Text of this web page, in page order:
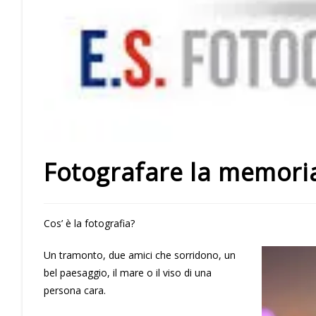
Fotografare la
Cos’ è la fotografia?
Un tramonto, due amici che sorridono, un
bel paesaggio, il mare o il viso di una
persona cara.